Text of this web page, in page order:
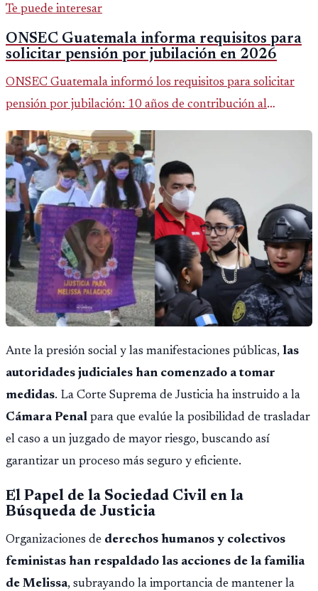
Te puede interesar
ONSEC Guatemala informa requisitos para
solicitar pensión por jubilación en 2026
ONSEC Guatemala informó los requisitos para solicitar
pensión por jubilación: 10 años de contribución al
importar edad.
Ante la presión social y las manifestaciones públicas, las
autoridades judiciales han comenzado a tomar
medidas. La Corte Suprema de Justicia ha instruido a la
Cámara Penal para que evalúe la posibilidad de trasladar
el caso a un juzgado de mayor riesgo, buscando así
garantizar un proceso más seguro y eficiente.
El Papel de la Sociedad Civil en la
Búsqueda de Justicia
Organizaciones de derechos humanos y colectivos
feministas han respaldado las acciones de la familia
de Melissa, subrayando la importancia de mantener la